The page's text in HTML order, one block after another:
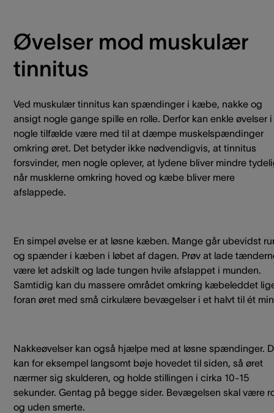
Øvelser mod muskulær
tinnitus
Ved muskulær tinnitus kan spændinger i kæbe, nakke og
ansigt nogle gange spille en rolle. Derfor kan enkle øvelser i
nogle tilfælde være med til at dæmpe muskelspændinger
omkring øret. Det betyder ikke nødvendigvis, at tinnitus
forsvinder, men nogle oplever, at lydene bliver mindre
når musklerne omkring hoved og kæbe bliver mere
afslappede.
En simpel øvelse er at løsne kæben. Mange går ubevidst
og spænder i kæben i løbet af dagen. Prøv at lade
være let adskilt og lade tungen hvile afslappet i munden.
Samtidig kan du massere området omkring kæbeleddet
foran øret med små cirkulære bevægelser i et halvt til ét
Nakkeøvelser kan også hjælpe med at løsne spændinger.
kan for eksempel langsomt bøje hovedet til siden, så øret
nærmer sig skulderen, og holde stillingen i cirka 10-15
sekunder. Gentag på begge sider. Bevægelsen skal være
og uden smerte.